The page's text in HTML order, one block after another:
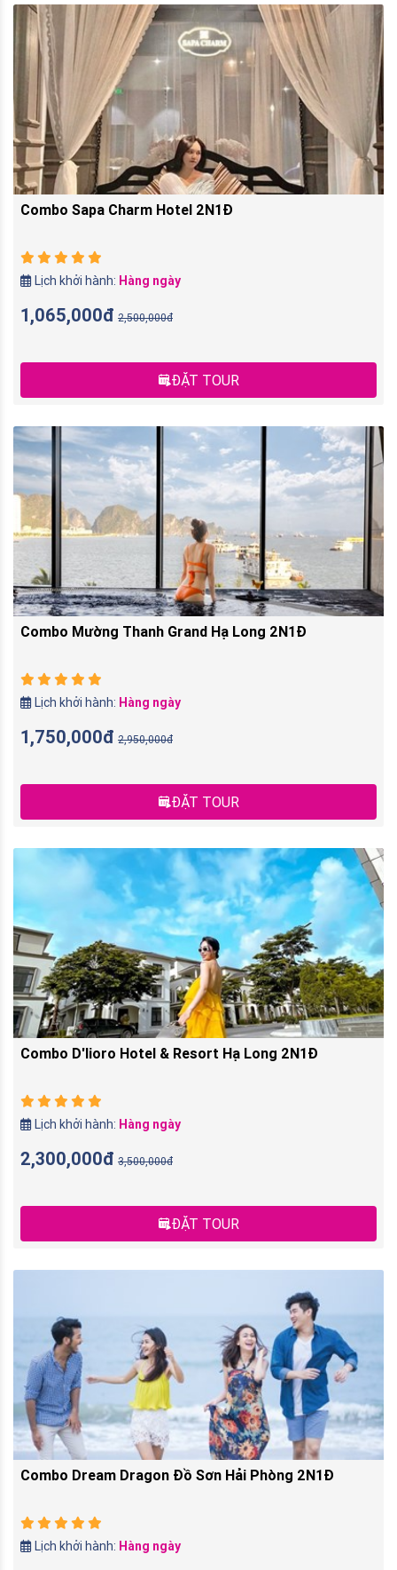
Combo Sapa Charm Hotel 2N1Đ
Lịch khởi hành: Hàng ngày
1,065,000đ 2,500,000đ
ĐẶT TOUR
Combo Mường Thanh Grand Hạ Long 2N1Đ
Lịch khởi hành: Hàng ngày
1,750,000đ 2,950,000đ
ĐẶT TOUR
Combo D'lioro Hotel & Resort Hạ Long 2N1Đ
Lịch khởi hành: Hàng ngày
2,300,000đ 3,500,000đ
ĐẶT TOUR
Combo Dream Dragon Đồ Sơn Hải Phòng 2N1Đ
Lịch khởi hành: Hàng ngày